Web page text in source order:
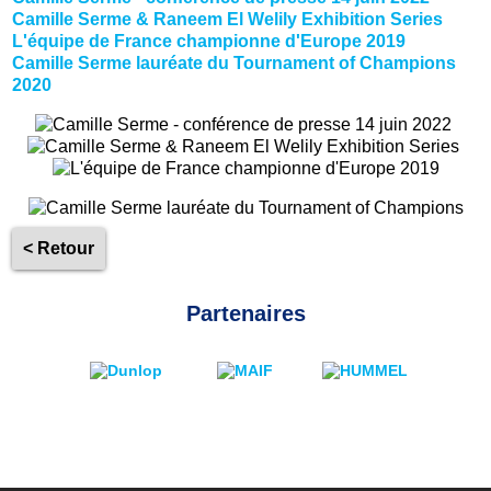
Camille Serme & Raneem El Welily Exhibition Series
L'équipe de France championne d'Europe 2019
Camille Serme lauréate du Tournament of Champions
2020
< Retour
Partenaires